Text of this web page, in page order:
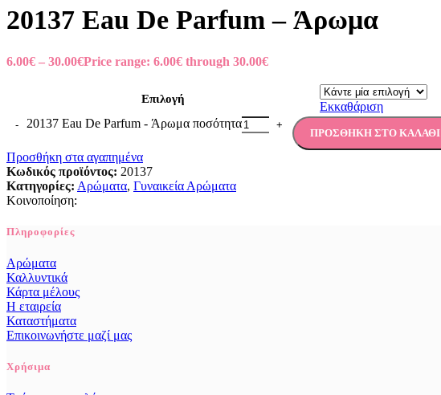
20137 Eau De Parfum – Άρωμα
6.00€ – 30.00€Price range: 6.00€ through 30.00€
Επιλογή
Εκκαθάριση
20137 Eau De Parfum - Άρωμα ποσότητα
ΠΡΟΣΘΉΚΗ ΣΤΟ ΚΑΛΆΘΙ
Προσθήκη στα αγαπημένα
Κωδικός προϊόντος: 20137
Κατηγορίες: Αρώματα, Γυναικεία Αρώματα
Κοινοποίηση:
Πληροφορίες
Αρώματα
Καλλυντικά
Κάρτα μέλους
Η εταιρεία
Καταστήματα
Επικοινωνήστε μαζί μας
Χρήσιμα